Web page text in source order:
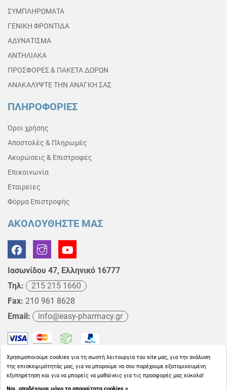
ΣΥΜΠΛΗΡΩΜΑΤΑ
ΓΕΝΙΚΗ ΦΡΟΝΤΙΔΑ
ΑΔΥΝΑΤΙΣΜΑ
ΑΝΤΗΛΙΑΚΑ
ΠΡΟΣΦΟΡΕΣ & ΠΑΚΕΤΑ ΔΩΡΩΝ
ΑΝΑΚΑΛΥΨΤΕ ΤΗΝ ΑΝΑΓΚΗ ΣΑΣ
ΠΛΗΡΟΦΟΡΙΕΣ
Όροι χρήσης
Αποστολές & Πληρωμές
Ακυρώσεις & Επιστροφές
Επικοινωνία
Εταιρείες
Φόρμα Επιστροφής
ΑΚΟΛΟΥΘΗΣΤΕ ΜΑΣ
Ιασωνίδου 47, Ελληνικό 16777
Τηλ:
215 215 1660
Fax: 210 961 8628
Email:
info@easy-pharmacy.gr
Χρησιμοποιούμε cookies για τη σωστή λειτουργία του site μας, για την ανάλυση
της επισκεψιμότητάς μας, για να μπορούμε να σου παρέχουμε εξατομικευμένη
εξυπηρέτηση και για να μπορείς να μαθαίνεις για τις προσφορές μας εύκολα!